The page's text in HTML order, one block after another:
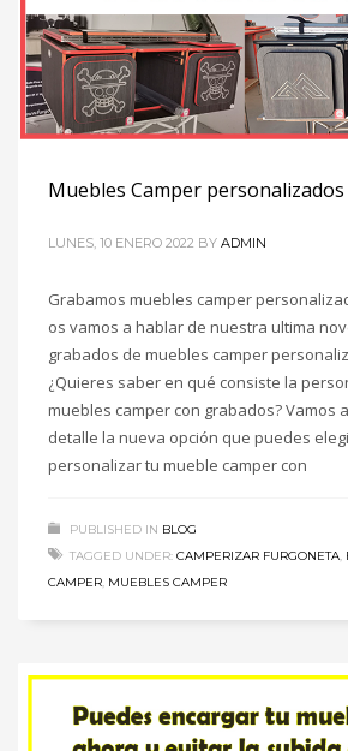
Muebles Camper
LUNES, 10 ENERO 2022 BY ADMIN
Grabamos muebles camper
os vamos a hablar de nuestra ultima
grabados de muebles camper
¿Quieres saber en qué consiste la
muebles camper con grabados? Vamos
detalle la nueva opción que puedes
personalizar tu mueble camper con
PUBLISHED IN BLOG
TAGGED UNDER: CAMPERIZAR FURGONETA,
CAMPER, MUEBLES CAMPER